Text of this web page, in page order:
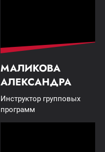
МАЛИКОВА
АЛЕКСАНДРА
Инструктор групповых
программ